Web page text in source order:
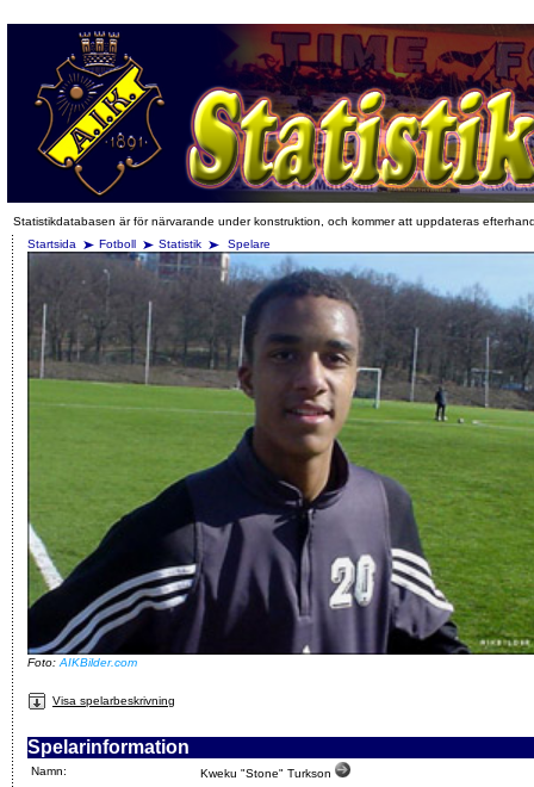
Statistikdatabasen är för närvarande under konstruktion, och kommer att uppdateras
Startsida
Fotboll Statistik Spelare
Foto: AIKBilder.com
Visa spelarbeskrivning
Spelarinformation
Namn:
Kweku "Stone" Turkson